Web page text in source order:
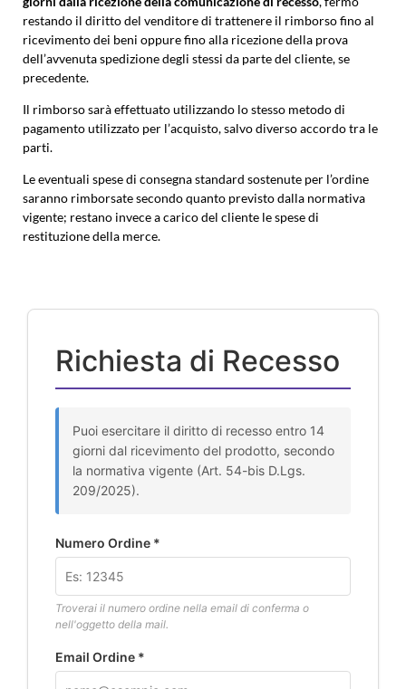
restando il diritto del venditore di trattenere il rimborso fino al
ricevimento dei beni oppure fino alla ricezione della prova
dell’avvenuta spedizione degli stessi da parte del cliente, se
precedente.
Il rimborso sarà effettuato utilizzando lo stesso metodo di
pagamento utilizzato per l’acquisto, salvo diverso accordo tra le
parti.
Le eventuali spese di consegna standard sostenute per l’ordine
saranno rimborsate secondo quanto previsto dalla normativa
vigente; restano invece a carico del cliente le spese di
restituzione della merce.
Richiesta di Recesso
Puoi esercitare il diritto di recesso entro 14
giorni dal ricevimento del prodotto, secondo
la normativa vigente (Art. 54-bis D.Lgs.
209/2025).
Numero Ordine *
Troverai il numero ordine nella email di conferma o
nell'oggetto della mail.
Email Ordine *